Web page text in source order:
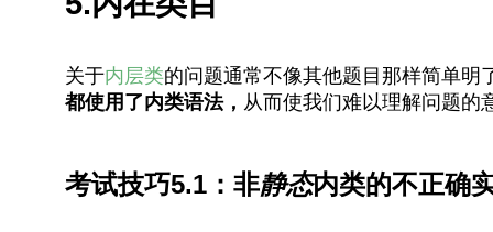
关于内层类的问题通常不像其他题目那样简单明
都使用了内类语法， 从而使我们难以理解问题的
考试技巧5.1：非静态内类的不正确